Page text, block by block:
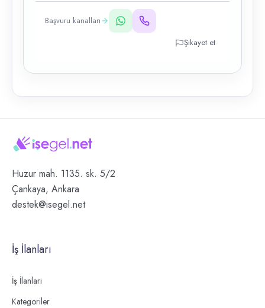
Başvuru kanalları
Şikayet et
Huzur mah. 1135. sk. 5/2
Çankaya, Ankara
destek@isegel.net
İş İlanları
İş İlanları
Kategoriler